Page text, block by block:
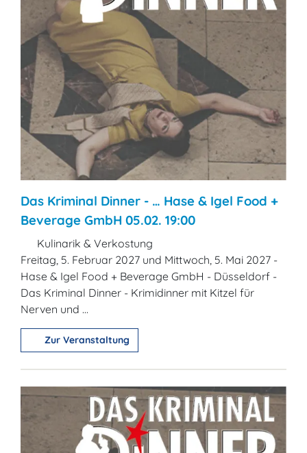
Das Kriminal Dinner - … Hase & Igel Food +
Beverage GmbH 05.02. 19:00
Kulinarik & Verkostung
Freitag, 5. Februar 2027 und Mittwoch, 5. Mai 2027 -
Hase & Igel Food + Beverage GmbH - Düsseldorf -
Das Kriminal Dinner - Krimidinner mit Kitzel für
Nerven und ...
Zur Veranstaltung